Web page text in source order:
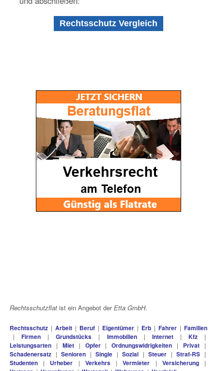
Rechtsschutzflat ist ein Angebot derEtta GmbH.
Rechtsschutz | Arbeit | Beruf | Eigentümer | Erb | Fahrer | Familien
|Firmen |Grundstücks | Immobilien| Internet| Kfz|
Leistungsarten | Miet| Opfer|Ordnungswidrigkeiten | Privat |
Schadenersatz |Senioren |Single |Sozial |Steuer |Straf-RS |
Studenten | Urheber | Verkehrs|Vermieter | Versicherung|